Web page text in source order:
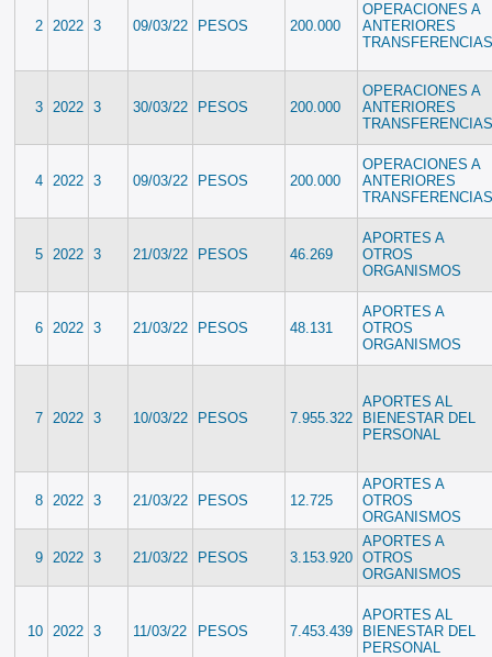
2 2022 3 09/03/22 PESOS 200.000
OPERACIONES A
ANTERIORES
TRANSFERENCIAS
3 2022 3 30/03/22 PESOS 200.000
OPERACIONES A
ANTERIORES
TRANSFERENCIAS
4 2022 3 09/03/22 PESOS 200.000
OPERACIONES A
ANTERIORES
TRANSFERENCIAS
5 2022 3 21/03/22 PESOS 46.269
APORTES A
OTROS
ORGANISMOS
6 2022 3 21/03/22 PESOS 48.131
APORTES A
OTROS
ORGANISMOS
7 2022 3 10/03/22 PESOS 7.955.322
APORTES AL
BIENESTAR DEL
PERSONAL
8 2022 3 21/03/22 PESOS 12.725
APORTES A
OTROS
ORGANISMOS
9 2022 3 21/03/22 PESOS 3.153.920
APORTES A
OTROS
ORGANISMOS
10 2022 3 11/03/22 PESOS 7.453.439
APORTES AL
BIENESTAR DEL
PERSONAL